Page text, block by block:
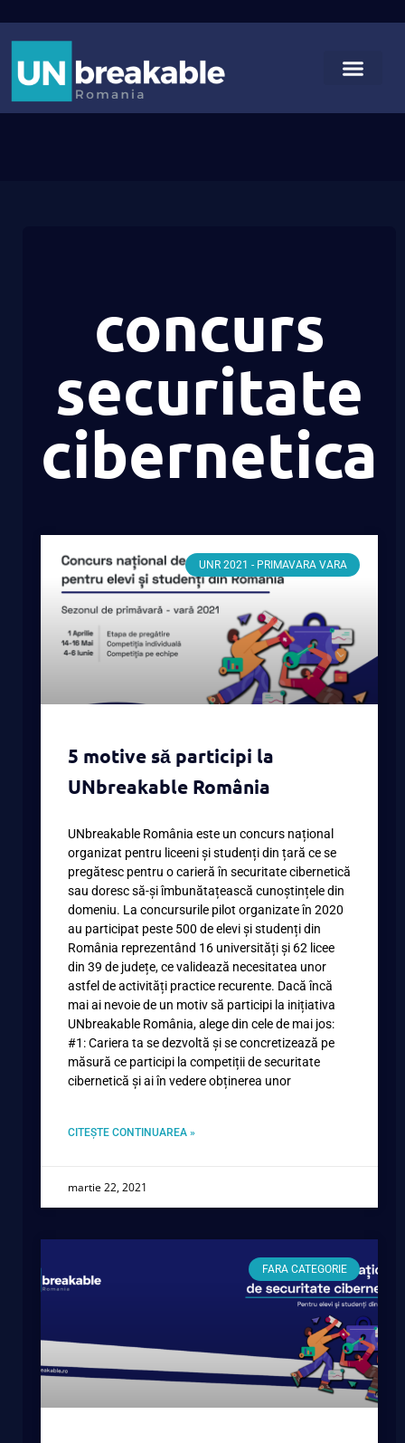
concurs
securitate
cibernetica
UNR 2021 - PRIMAVARA VARA
5 motive să participi la
UNbreakable România
UNbreakable România este un concurs național
organizat pentru liceeni și studenți din țară ce se
pregătesc pentru o carieră în securitate cibernetică
sau doresc să-și îmbunătațească cunoștințele din
domeniu. La concursurile pilot organizate în 2020
au participat peste 500 de elevi și studenți din
România reprezentând 16 universități și 62 licee
din 39 de județe, ce validează necesitatea unor
astfel de activități practice recurente. Dacă încă
mai ai nevoie de un motiv să participi la inițiativa
UNbreakable România, alege din cele de mai jos:
#1: Cariera ta se dezvoltă și se concretizează pe
măsură ce participi la competiții de securitate
cibernetică și ai în vedere obținerea unor
CITEȘTE CONTINUAREA »
martie 22, 2021
FARA CATEGORIE